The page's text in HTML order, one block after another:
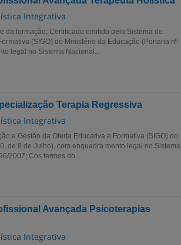
Integrativa
da formação; Certificado emitido pelo Sistema de
(SIGO) do Ministério da Educação (Portaria nº
legal no Sistema Nacional...
Terapia Regressiva
Integrativa
e Gestão da Oferta Educativa e Formativa (SIGO) do
de 8 de Julho), com enquadra mento legal no Sistema
2007; Cos termos do...
Avançada Psicoterapias
Integrativa